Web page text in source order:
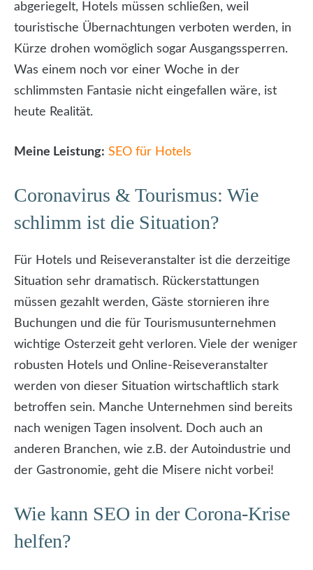
abgeriegelt, Hotels müssen schließen, weil
touristische Übernachtungen verboten werden, in
Kürze drohen womöglich sogar Ausgangssperren.
Was einem noch vor einer Woche in der
schlimmsten Fantasie nicht eingefallen wäre, ist
heute Realität.
Meine Leistung: SEO für Hotels
Coronavirus & Tourismus: Wie
schlimm ist die Situation?
Für Hotels und Reiseveranstalter ist die derzeitige
Situation sehr dramatisch. Rückerstattungen
müssen gezahlt werden, Gäste stornieren ihre
Buchungen und die für Tourismusunternehmen
wichtige Osterzeit geht verloren. Viele der weniger
robusten Hotels und Online-Reiseveranstalter
werden von dieser Situation wirtschaftlich stark
betroffen sein. Manche Unternehmen sind bereits
nach wenigen Tagen insolvent. Doch auch an
anderen Branchen, wie z.B. der Autoindustrie und
der Gastronomie, geht die Misere nicht vorbei!
Wie kann SEO in der Corona-Krise
helfen?